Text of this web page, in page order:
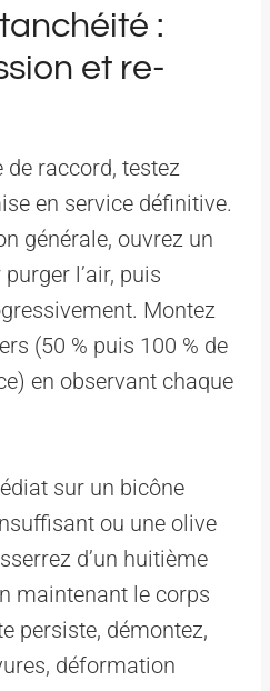
:
et re-
de raccord, testez
en service définitive.
générale, ouvrez un
l’air, puis
Montez
(50 % puis 100 % de
en observant chaque
sur un bicône
ou une olive
d’un huitième
maintenant le corps
persiste, démontez,
déformation